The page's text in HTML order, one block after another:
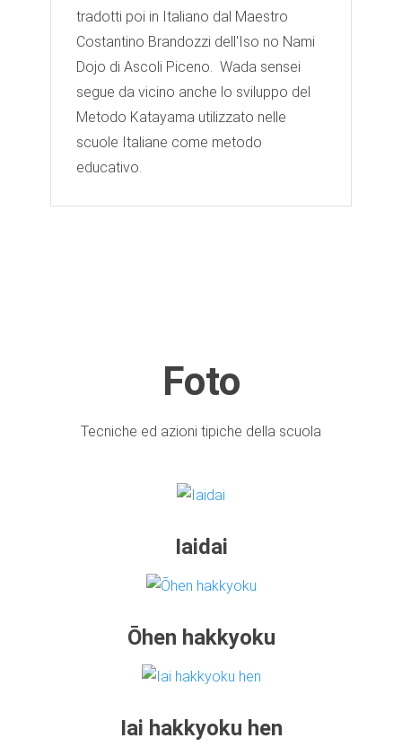
tradotti poi in Italiano dal Maestro
Costantino Brandozzi dell'Iso no Nami
Dojo di Ascoli Piceno. Wada sensei
segue da vicino anche lo sviluppo del
Metodo Katayama utilizzato nelle
scuole Italiane come metodo
educativo.
Foto
Tecniche ed azioni tipiche della scuola
Iaidai
Ōhen hakkyoku
Iai hakkyoku hen